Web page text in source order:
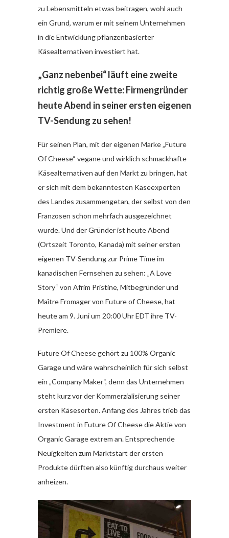
zu Lebensmitteln etwas beitragen, wohl auch
ein Grund, warum er mit seinem Unternehmen
in die Entwicklung pflanzenbasierter
Käsealternativen investiert hat.
„Ganz nebenbei“ läuft eine zweite
richtig große Wette: Firmengründer
heute Abend in seiner ersten eigenen
TV-Sendung zu sehen!
Für seinen Plan, mit der eigenen Marke „Future
Of Cheese“ vegane und wirklich schmackhafte
Käsealternativen auf den Markt zu bringen, hat
er sich mit dem bekanntesten Käseexperten
des Landes zusammengetan, der selbst von den
Franzosen schon mehrfach ausgezeichnet
wurde. Und der Gründer ist heute Abend
(Ortszeit Toronto, Kanada) mit seiner ersten
eigenen TV-Sendung zur Prime Time im
kanadischen Fernsehen zu sehen: „A Love
Story“ von Afrim Pristine, Mitbegründer und
Maître Fromager von Future of Cheese, hat
heute am 9. Juni um 20:00 Uhr EDT ihre TV-
Premiere.
Future Of Cheese gehört zu 100% Organic
Garage und wäre wahrscheinlich für sich selbst
ein „Company Maker“, denn das Unternehmen
steht kurz vor der Kommerzialisierung seiner
ersten Käsesorten. Anfang des Jahres trieb das
Investment in Future Of Cheese die Aktie von
Organic Garage extrem an. Entsprechende
Neuigkeiten zum Marktstart der ersten
Produkte dürften also künftig durchaus weiter
anheizen.